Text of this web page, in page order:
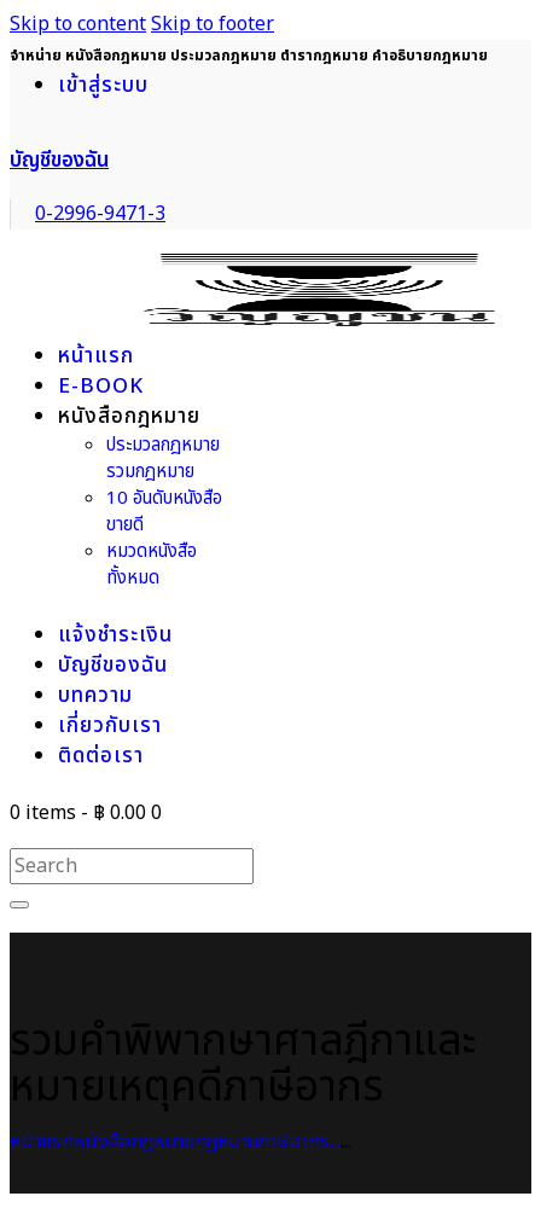
Skip to contentSkip to footer
จำหน่าย หนังสือกฎหมาย ประมวลกฎหมาย ตำรากฎหมาย คำอธิบายกฎหมาย
เข้าสู่ระบบ
บัญชีของฉัน
0-2996-9471-3
หน้าแรก
E-BOOK
หนังสือกฎหมาย
ประมวลกฎหมาย
รวมกฎหมาย
10 อันดับหนังสือ
ขายดี
หมวดหนังสือ
ทั้งหมด
แจ้งชำระเงิน
บัญชีของฉัน
บทความ
เกี่ยวกับเรา
ติดต่อเรา
0 items - ฿ 0.000
หน้าแรกหนังสือกฎหมายกฎหมายภาษีอากร...